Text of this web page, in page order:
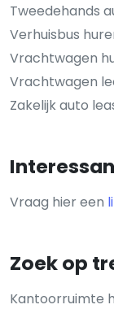
Tweedehands
Verhuisbus
Vrachtwagen
Vrachtwagen
Zakelijk auto
Vraag hier een
Zoek op
Kantoorruimte